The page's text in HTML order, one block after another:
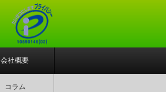
会社概要
コラム